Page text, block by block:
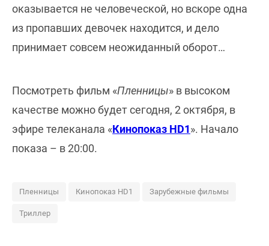
оказывается не человеческой, но вскоре одна
из пропавших девочек находится, и дело
принимает совсем неожиданный оборот…
Посмотреть фильм «Пленницы» в высоком
качестве можно будет сегодня, 2 октября, в
эфире телеканала «Кинопоказ HD1». Начало
показа – в 20:00.
Пленницы Кинопоказ HD1 Зарубежные фильмы
Триллер